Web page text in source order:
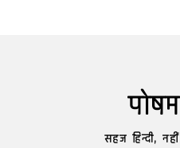
सहज हिन्दी,